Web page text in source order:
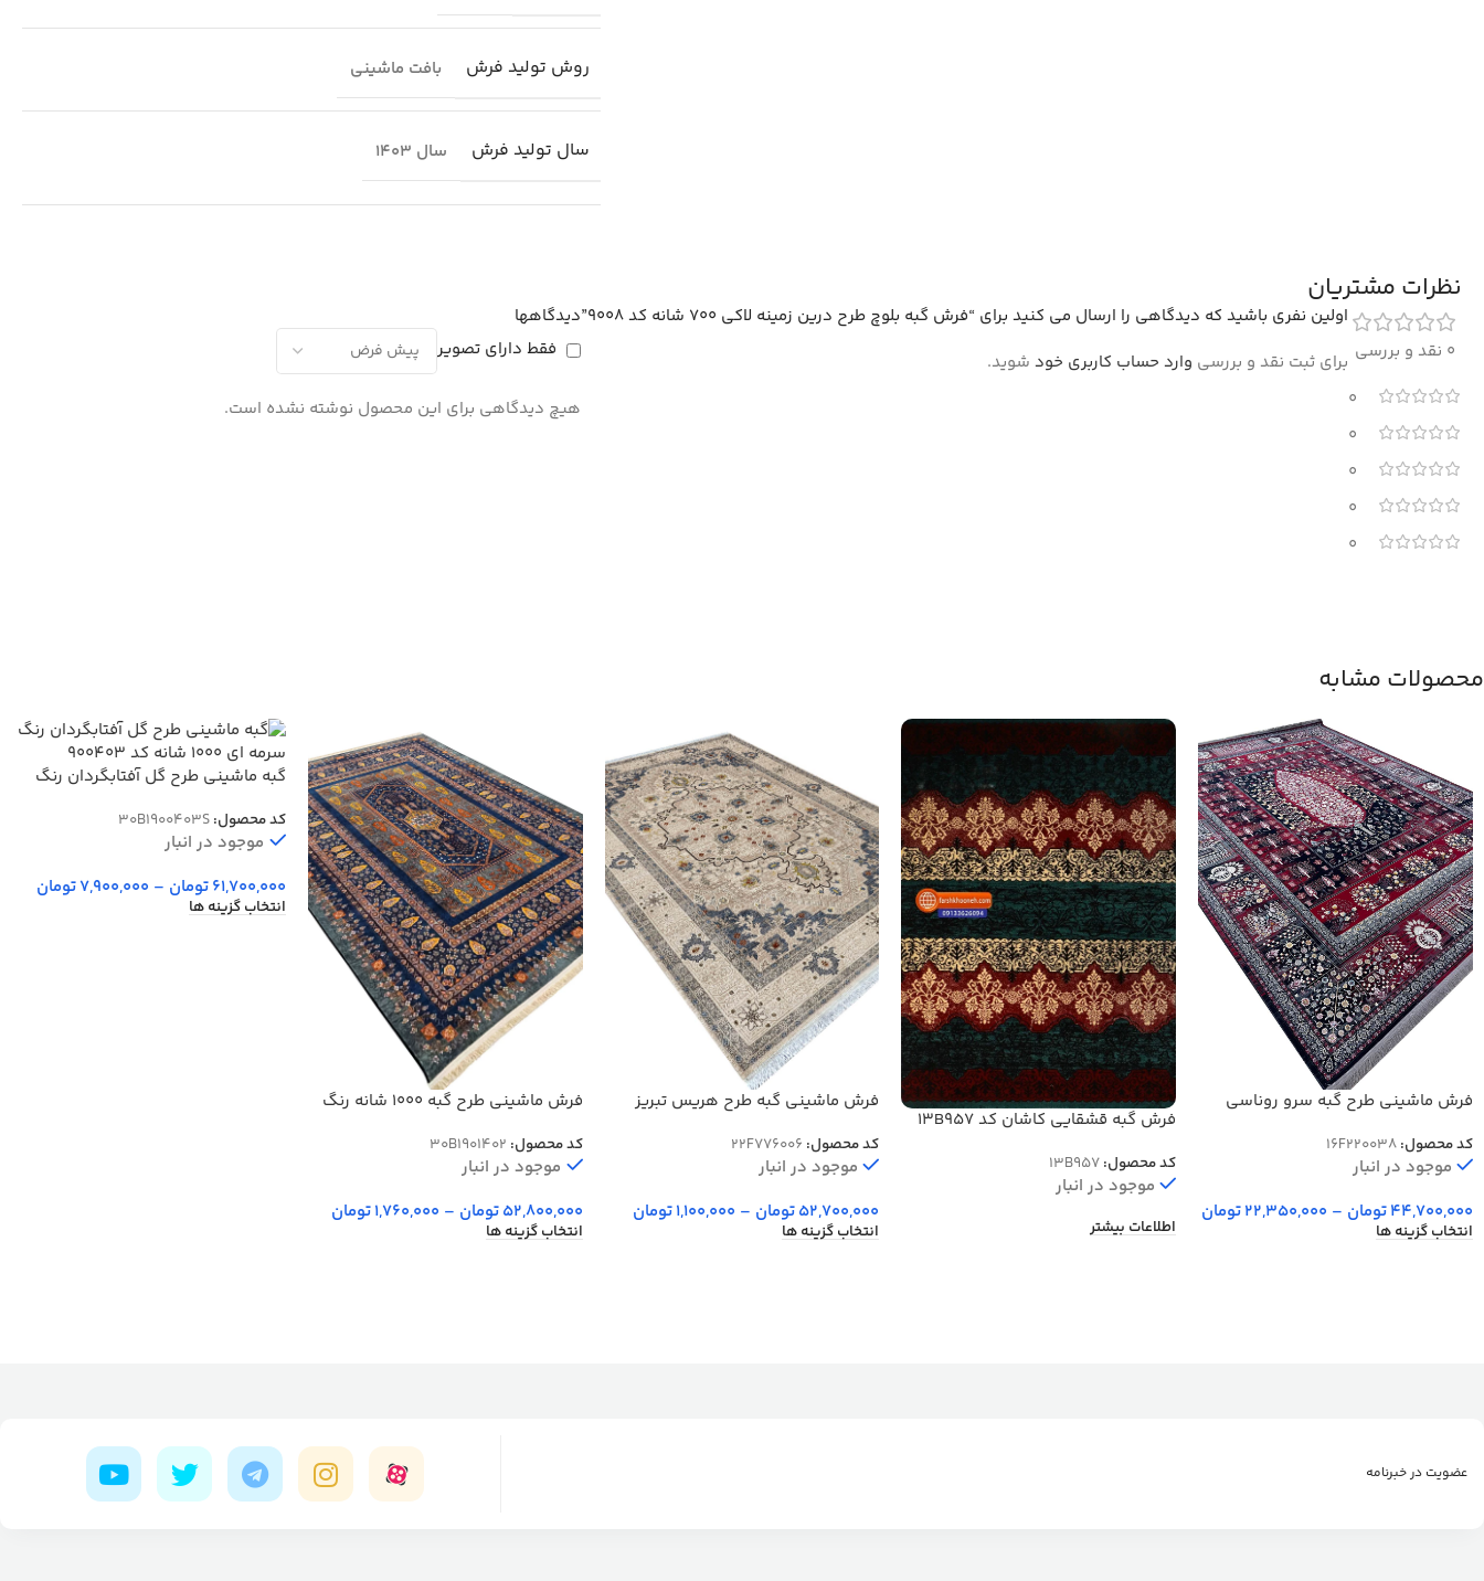
روش تولید فرش بافت ماشینی
سال تولید فرش سال 1403
نظرات مشتریان
0 نقد و بررسی
0
0
0
0
0
دیدگاهها
فقط دارای تصویر
هیچ دیدگاهی برای این محصول نوشته نشده است.
اولین نفری باشید که دیدگاهی را ارسال می کنید برای “فرش گبه بلوچ طرح درین زمینه لاکی 700 شانه کد 9008”
برای ثبت نقد و بررسی وارد حساب کاربری خود شوید.
محصولات مشابه
فرش ماشینی طرح گبه سرو روناسی
کد محصول:16F220038
موجود در انبار
44,700,000تومان –
22,350,000تومان
انتخاب گزینه ها
فرش گبه قشقایی کاشان کد 13B957
کد محصول:13B957
موجود در انبار
اطلاعات بیشتر
فرش ماشینی گبه طرح هریس تبریز
کد محصول: 22F776006
موجود در انبار
52,700,000تومان –
1,100,000تومان
انتخاب گزینه ها
فرش ماشینی طرح گبه 1000 شانه رنگ
کد محصول: 30B1901402
موجود در انبار
52,800,000تومان –
1,760,000تومان
انتخاب گزینه ها
گبه ماشینی طرح گل آفتابگردان رنگ
کد محصول:30B1900403S
موجود در انبار
61,700,000تومان –
7,900,000تومان
انتخاب گزینه ها
عضویت در خبرنامه